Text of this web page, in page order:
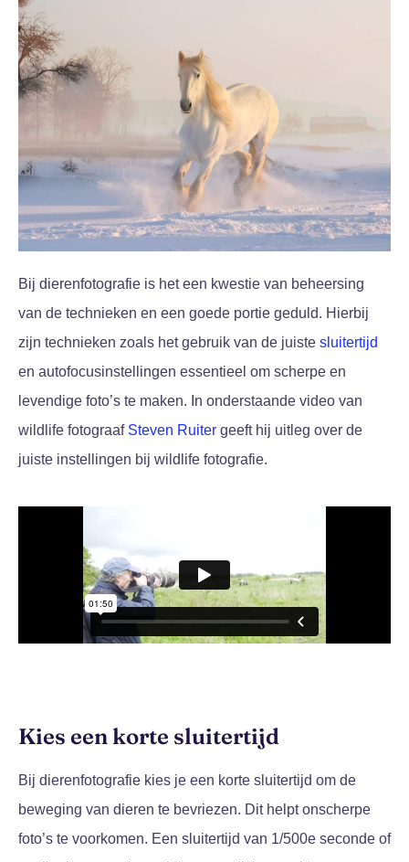
Bij dierenfotografie is het een kwestie van beheersing
van de technieken en een goede portie geduld. Hierbij
zijn technieken zoals het gebruik van de juiste sluitertijd
en autofocusinstellingen essentieel om scherpe en
levendige foto’s te maken. In onderstaande video van
wildlife fotograaf Steven Ruiter geeft hij uitleg over de
juiste instellingen bij wildlife fotografie.
Kies een korte sluitertijd
Bij dierenfotografie kies je een korte sluitertijd om de
beweging van dieren te bevriezen. Dit helpt onscherpe
foto’s te voorkomen. Een sluitertijd van 1/500e seconde of